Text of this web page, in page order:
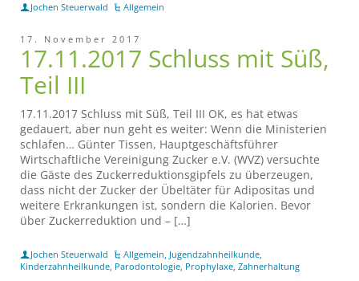
Jochen Steuerwald Allgemein
17. November 2017
17.11.2017 Schluss mit Süß,
Teil III
17.11.2017 Schluss mit Süß, Teil III OK, es hat etwas
gedauert, aber nun geht es weiter: Wenn die Ministerien
schlafen… Günter Tissen, Hauptgeschäftsführer
Wirtschaftliche Vereinigung Zucker e.V. (WVZ) versuchte
die Gäste des Zuckerreduktionsgipfels zu überzeugen,
dass nicht der Zucker der Übeltäter für Adipositas und
weitere Erkrankungen ist, sondern die Kalorien. Bevor
über Zuckerreduktion und – […]
Jochen Steuerwald Allgemein, Jugendzahnheilkunde,
Kinderzahnheilkunde, Parodontologie, Prophylaxe, Zahnerhaltung